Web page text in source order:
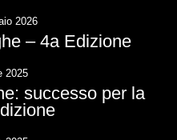
2026
– 4a Edizione
2025
successo per la